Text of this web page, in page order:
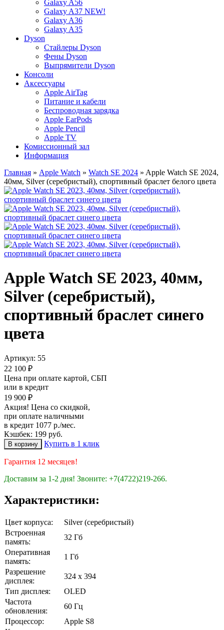
Galaxy A56
Galaxy A37 NEW!
Galaxy A36
Galaxy A35
Dyson
Стайлеры Dyson
Фены Dyson
Выпрямители Dyson
Консоли
Аксессуары
Apple AirTag
Питание и кабели
Беспроводная зарядка
Apple EarPods
Apple Pencil
Apple TV
Комиссионный зал
Информация
Главная » Apple Watch » Watch SE 2024 » Apple Watch SE 2024,
40мм, Silver (серебристый), спортивный браслет белого цвета
Apple Watch SE 2023, 40мм,
Silver (серебристый),
спортивный браслет синего
цвета
Артикул: 55
22 100 ₽
Цена при оплате картой, СБП
или в кредит
19 900 ₽
Акция! Цена со скидкой,
при оплате наличными
в кредит 1077 р./мес.
Кэшбек: 199 руб.
Купить в 1 клик
Гарантия 12 месяцев!
Доставим за 1-2 дня! Звоните: +7(4722)219-266.
Характеристики:
Цвет корпуса:
Silver (серебристый)
Встроенная
память:
32 Гб
Оперативная
память:
1 Гб
Разрешение
дисплея:
324 x 394
Тип дисплея:
OLED
Частота
обновления:
60 Гц
Процессор:
Apple S8